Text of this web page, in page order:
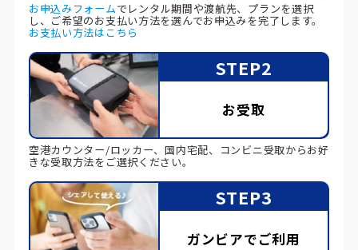
お申込みフォームでレンタル期間や渡航先、プランを選択
し、ご希望のお支払い方法を選んでお申込みを完了します。
お支払い方法はこちら
STEP2
お受取
空港カウンター/ロッカー、国内宅配、コンビニ受取からお好
きな受取方法をご選択ください。
STEP3
ガンビアでご利用